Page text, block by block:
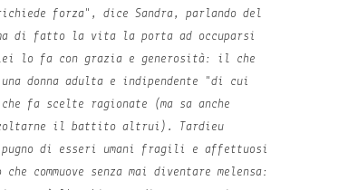
forza", dice Sandra, parlando del
di fatto la vita la porta ad occuparsi
lo fa con grazia e generosità: il che
donna adulta e indipendente "di cui
fa scelte ragionate (ma sa anche
il battito altrui). Tardieu
di esseri umani fragili e affettuosi
commuove senza mai diventare melensa: